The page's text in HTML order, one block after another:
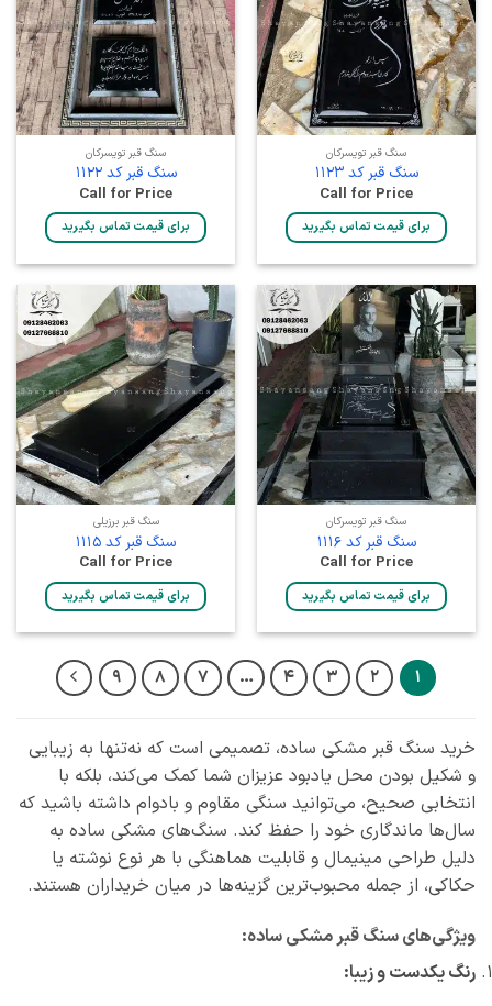
سنگ قبر تویسرکان
سنگ قبر کد 1123
Call for Price
برای قیمت تماس بگیرید
سنگ قبر تویسرکان
سنگ قبر کد 1122
Call for Price
برای قیمت تماس بگیرید
سنگ قبر تویسرکان
سنگ قبر کد 1116
Call for Price
برای قیمت تماس بگیرید
سنگ قبر برزیلی
سنگ قبر کد 1115
Call for Price
برای قیمت تماس بگیرید
1
2
3
4
…
7
8
9
خرید سنگ قبر مشکی ساده، تصمیمی است که نه‌تنها به زیبایی
و شکیل بودن محل یادبود عزیزان شما کمک می‌کند، بلکه با
انتخابی صحیح، می‌توانید سنگی مقاوم و بادوام داشته باشید که
سال‌ها ماندگاری خود را حفظ کند. سنگ‌های مشکی ساده به
دلیل طراحی مینیمال و قابلیت هماهنگی با هر نوع نوشته یا
حکاکی، از جمله محبوب‌ترین گزینه‌ها در میان خریداران هستند.
ویژگی‌های سنگ قبر مشکی ساده:
رنگ یکدست و زیبا: